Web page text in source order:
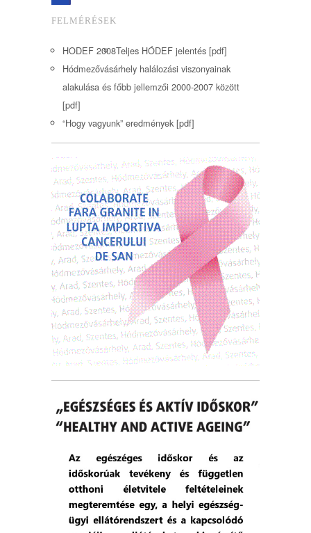
FELMÉRÉSEK
HODEF 2008Teljes HÓDEF jelentés [pdf]
Hódmezővásárhely halálozási viszonyainak
alakulása és főbb jellemzői 2000-2007 között
[pdf]
“Hogy vagyunk” eredmények [pdf]